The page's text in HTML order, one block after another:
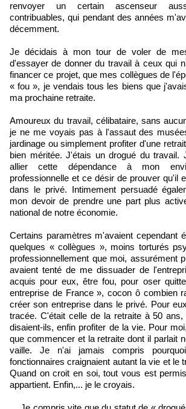
renvoyer un certain ascenseur
contribuables, qui pendant des années
décemment.
Je décidais à mon tour de voler de
d'essayer de donner du travail à ceux qui
financer ce projet, que mes collègues de
« fou », je vendais tous les biens que
ma prochaine retraite.
Amoureux du travail, célibataire, sans
je ne me voyais pas à l'assaut des
jardinage ou simplement profiter d'une
bien méritée. J'étais un drogué du travail.
allier cette dépendance à mon
professionnelle et ce désir de prouver qu'il
dans le privé. Intimement persuadé
mon devoir de prendre une part plus
national de notre économie.
Certains paramètres m'avaient cependant
quelques « collègues », moins torturés
professionnellement que moi, assurément
avaient tenté de me dissuader de
acquis pour eux, être fou, pour oser
entreprise de France », cocon ô combien
créer son entreprise dans le privé. Pour
tracée. C'était celle de la retraite à 50
disaient-ils, enfin profiter de la vie. Pour
que commencer et la retraite dont il parlait
vaille. Je n'ai jamais compris
fonctionnaires craignaient autant la vie et le
Quand on croit en soi, tout vous est
appartient. Enfin,... je le croyais.